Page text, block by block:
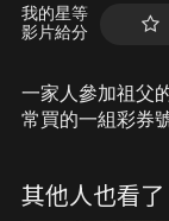
我的星等
影片給分
一家人參加祖父
常買的一組彩券
其他人也看了